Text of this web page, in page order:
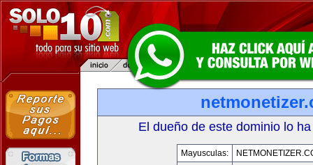
El dueño de este dominio lo
Mayusculas: